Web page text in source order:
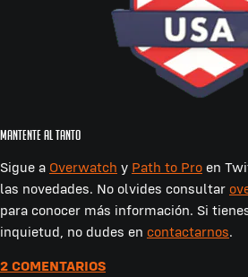
Mantente al tanto
Sigue a Overwatch y Path to Pro en
las novedades. No olvides consultar
para conocer más información. Si
inquietud, no dudes en contactarnos.
2 COMENTARIOS